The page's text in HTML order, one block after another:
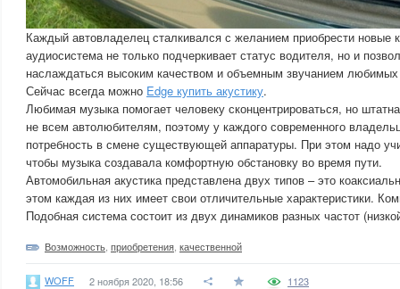
Каждый автовладелец сталкивался с желанием приобрести
аудиосистема не только подчеркивает статус водителя, но и
наслаждаться высоким качеством и объемным звучанием любимых
Сейчас всегда можно Edge купить акустику.
Любимая музыка помогает человеку сконцентрироваться, но
не всем автолюбителям, поэтому у каждого современного
потребность в смене существующей аппаратуры. При этом надо
чтобы музыка создавала комфортную обстановку во время пути.
Автомобильная акустика представлена двух типов – это
этом каждая из них имеет свои отличительные характеристики.
Подобная система состоит из двух динамиков разных частот
Возможность приобретения качественной
WOFF 2 ноября 2020, 18:56 1123